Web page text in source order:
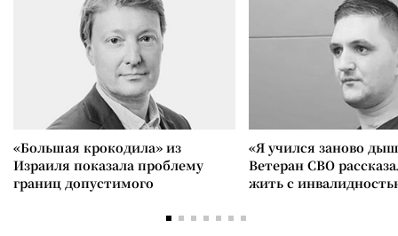
«Большая крокодила» из
Израиля показала проблему
границ допустимого
«Я учился заново
Ветеран СВО
жить с